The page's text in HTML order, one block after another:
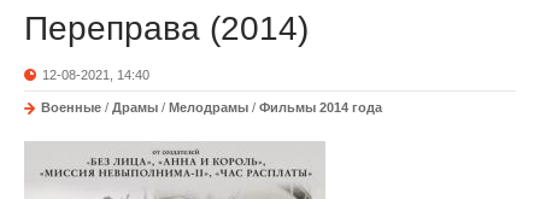
Переправа (2014)
12-08-2021, 14:40
Военные / Драмы / Мелодрамы / Фильмы 2014 года